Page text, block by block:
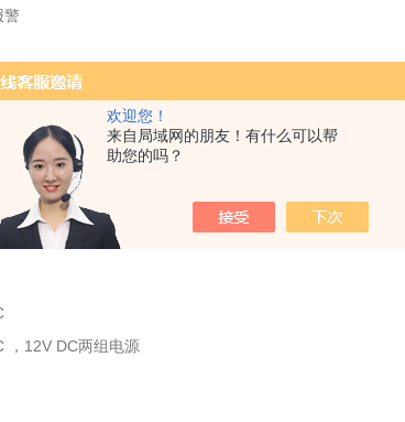
欢迎您！
来自局域网的朋友！有什么可以帮
助您的吗？
警
）mA、（0~10）mA或（0~20）mA
）V、（1~5）V
）V
，12V DC两组电源